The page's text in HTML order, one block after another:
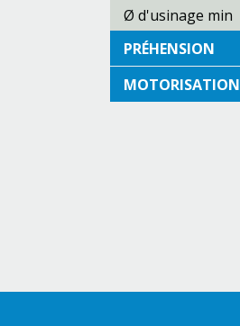
Ø d'usinage min
PRÉHENSION
MOTORISATION